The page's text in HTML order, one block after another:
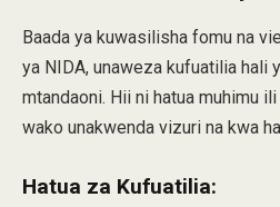
Baada ya kuwasilisha fomu na
ya NIDA, unaweza kufuatilia hali
mtandaoni. Hii ni hatua muhimu
wako unakwenda vizuri na kwa
Hatua za Kufuatilia: